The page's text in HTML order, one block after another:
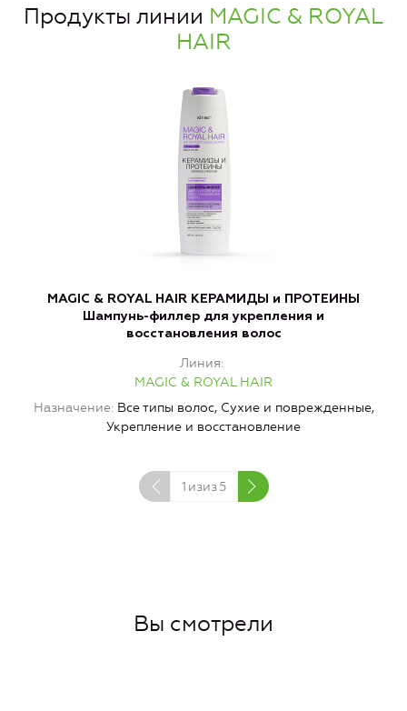
Продукты линии MAGIC & ROYAL
HAIR
MAGIC & ROYAL HAIR КЕРАМИДЫ и ПРОТЕИНЫ
Шампунь-филлер для укрепления и
восстановления волос
Линия
MAGIC & ROYAL HAIR
Назначение Все типы волос, Сухие и поврежденные,
Укрепление и восстановление
1 изиз 5
Вы смотрели